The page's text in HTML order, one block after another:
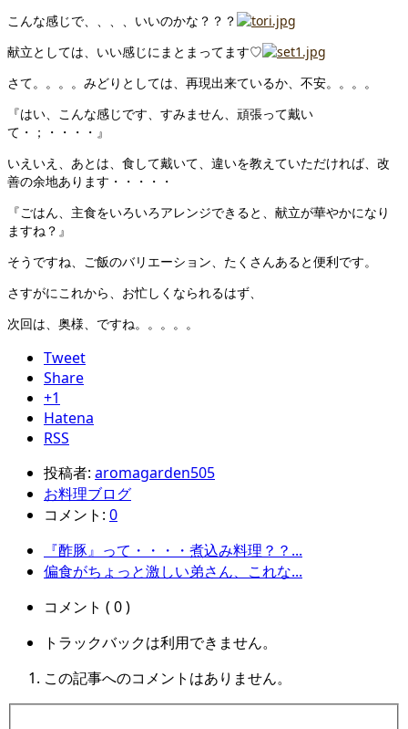
こんな感じで、、、、いいのかな？？？
献立としては、いい感じにまとまってます♡
さて。。。。みどりとしては、再現出来ているか、不安。。。。
『はい、こんな感じです、すみません、頑張って戴い
て・；・・・・』
いえいえ、あとは、食して戴いて、違いを教えていただければ、改
善の余地あります・・・・・
『ごはん、主食をいろいろアレンジできると、献立が華やかになり
ますね？』
そうですね、ご飯のバリエーション、たくさんあると便利です。
さすがにこれから、お忙しくなられるはず、
次回は、奥様、ですね。。。。。
Tweet
Share
+1
Hatena
RSS
投稿者: aromagarden505
お料理ブログ
コメント: 0
『酢豚』って・・・・煮込み料理？？...
偏食がちょっと激しい弟さん、これな...
コメント ( 0 )
トラックバックは利用できません。
この記事へのコメントはありません。